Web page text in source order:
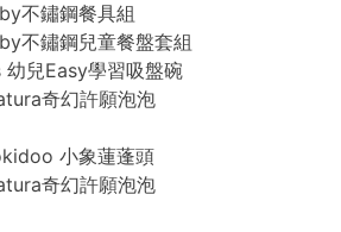
不鏽鋼餐具組
不鏽鋼兒童餐盤套組
兒Easy學習吸盤碗
奇幻許願泡泡
小象蓮蓬頭
奇幻許願泡泡